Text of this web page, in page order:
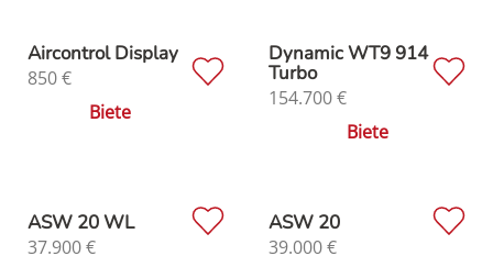
Aircontrol Display
850€
Biete
Dynamic WT9 914
Turbo
154.700€
Biete
ASW 20 WL
37.900€
ASW 20
39.000€